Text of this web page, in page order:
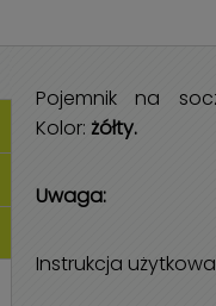
Pojemnik na
Kolor: żółty.
Uwaga:
Instrukcja